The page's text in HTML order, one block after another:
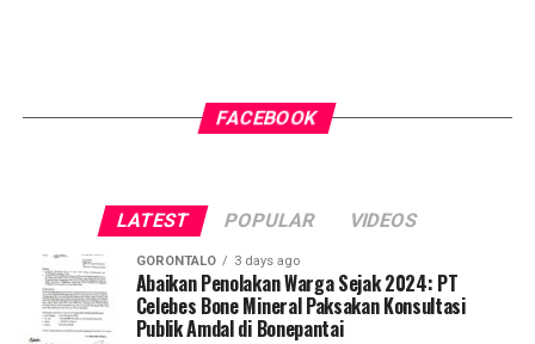
FACEBOOK
LATEST POPULAR VIDEOS
GORONTALO 3 days ago
Abaikan Penolakan Warga Sejak 2024: PT
Celebes Bone Mineral Paksakan Konsultasi
Publik Amdal di Bonepantai